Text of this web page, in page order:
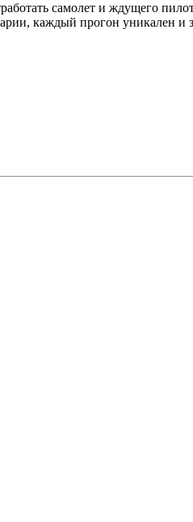
самолет и ждущего
каждый прогон уникален